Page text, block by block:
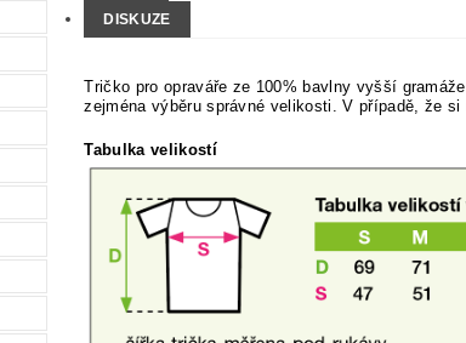
DISKUZE
Tričko pro opraváře ze 100% bavlny vyšší
zejména výběru správné velikosti. V případě, že
Tabulka velikostí